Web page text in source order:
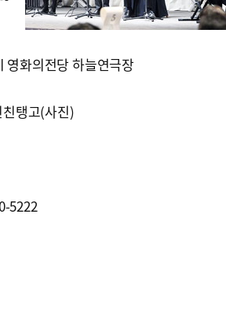
화의전당 하늘연극장
탱고(사진)
5222